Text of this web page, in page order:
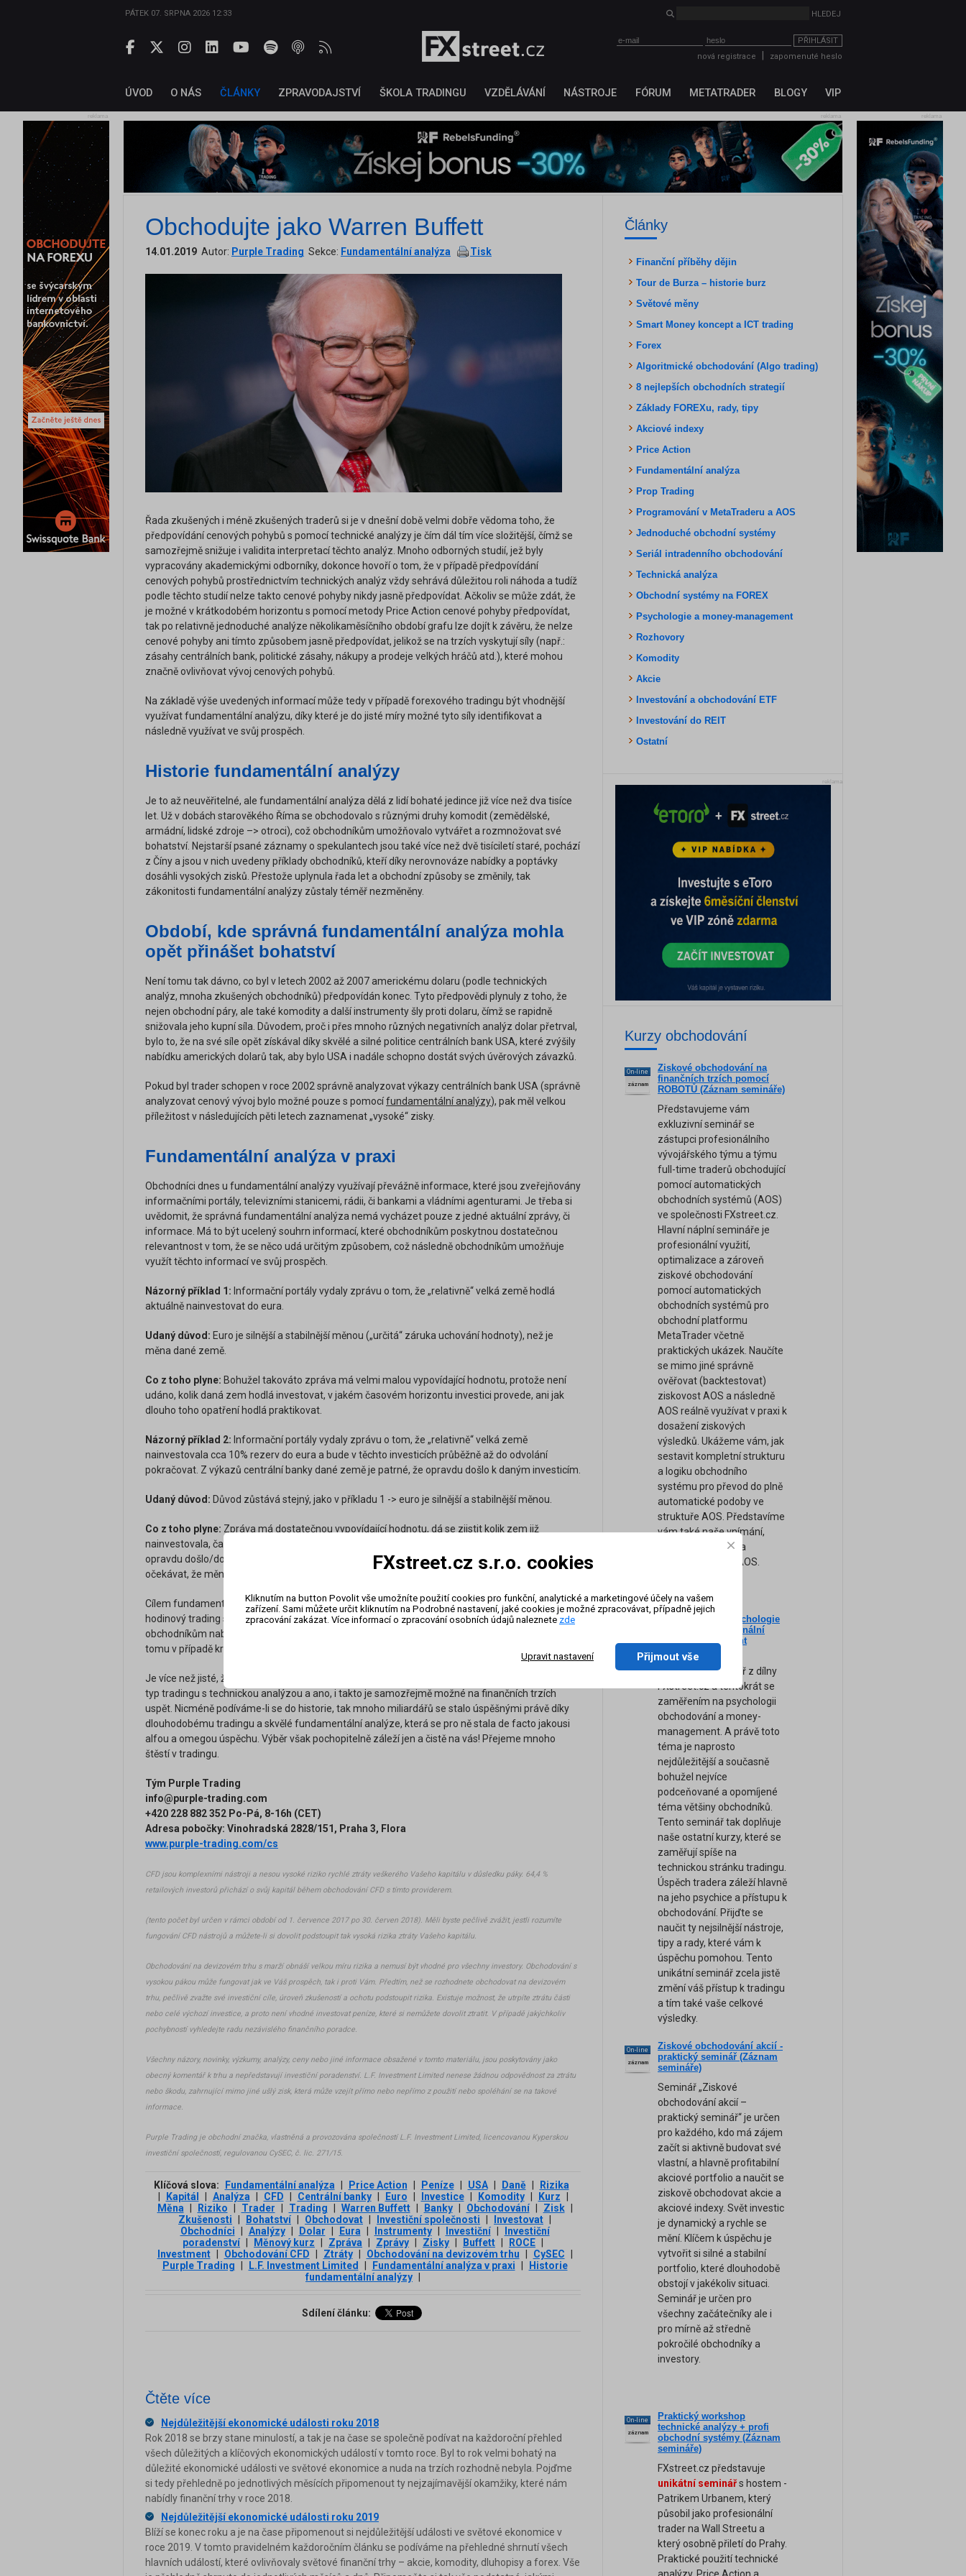
PÁTEK 07. SRPNA 2026 12:33 HLEDEJ
PŘIHLÁSIT
nová registrace
zapomenuté heslo
ÚVOD O NÁS ČLÁNKY ZPRAVODAJSTVÍ ŠKOLA TRADINGU VZDĚLÁVÁNÍ NÁSTROJE FÓRUM METATRADER BLOGY VIP
reklama reklama
reklama
Obchodujte jako Warren Buffett
14.01.2019 Autor: Purple Trading Sekce: Fundamentální analýza Tisk
Řada zkušených i méně zkušených traderů si je v dnešní době velmi dobře vědoma toho, že
předpovídání cenových pohybů s pomocí technické analýzy je čím dál tím více složitější, čímž se
samozřejmě snižuje i validita interpretací těchto analýz. Mnoho odborných studií, jež byly
vypracovány akademickými odborníky, dokonce hovoří o tom, že v případě předpovídání
cenových pohybů prostřednictvím technických analýz vždy sehrává důležitou roli náhoda a tudíž
podle těchto studií nelze takto cenové pohyby nikdy jasně předpovídat. Ačkoliv se může zdát, že
je možné v krátkodobém horizontu s pomocí metody Price Action cenové pohyby předpovídat,
tak po relativně jednoduché analýze několikaměsíčního období grafu lze dojít k závěru, že nelze
cenové pohyby ani tímto způsobem jasně předpovídat, jelikož se na trzích vyskytují síly (např.:
zásahy centrálních bank, politické zásahy, nákupy a prodeje velkých hráčů atd.), které mohou
značně ovlivňovat vývoj cenových pohybů.
Na základě výše uvedených informací může tedy v případě forexového tradingu být vhodnější
využívat fundamentální analýzu, díky které je do jisté míry možné tyto síly identifikovat a
následně využívat ve svůj prospěch.
Historie fundamentální analýzy
Je to až neuvěřitelné, ale fundamentální analýza dělá z lidí bohaté jedince již více než dva tisíce
let. Už v dobách starověkého Říma se obchodovalo s různými druhy komodit (zemědělské,
armádní, lidské zdroje –> otroci), což obchodníkům umožňovalo vytvářet a rozmnožovat své
bohatství. Nejstarší psané záznamy o spekulantech jsou také více než dvě tisíciletí staré, pochází
z Číny a jsou v nich uvedeny příklady obchodníků, kteří díky nerovnováze nabídky a poptávky
dosáhli vysokých zisků. Přestože uplynula řada let a obchodní způsoby se změnily, tak
zákonitosti fundamentální analýzy zůstaly téměř nezměněny.
Období, kde správná fundamentální analýza mohla
opět přinášet bohatství
Není tomu tak dávno, co byl v letech 2002 až 2007 americkému dolaru (podle technických
analýz, mnoha zkušených obchodníků) předpovídán konec. Tyto předpovědi plynuly z toho, že
nejen obchodní páry, ale také komodity a další instrumenty šly proti dolaru, čímž se rapidně
snižovala jeho kupní síla. Důvodem, proč i přes mnoho různých negativních analýz dolar přetrval,
bylo to, že na své síle opět získával díky skvělé a silné politice centrálních bank USA, které zvýšily
nabídku amerických dolarů tak, aby bylo USA i nadále schopno dostát svých úvěrových závazků.
Pokud byl trader schopen v roce 2002 správně analyzovat výkazy centrálních bank USA (správně
analyzovat cenový vývoj bylo možné pouze s pomocífundamentální analýzy), pak měl velkou
příležitost v následujících pěti letech zaznamenat „vysoké“ zisky.
Fundamentální analýza v praxi
Obchodníci dnes u fundamentální analýzy využívají převážně informace, které jsou zveřejňovány
informačními portály, televizními stanicemi, rádii, či bankami a vládními agenturami. Je třeba si
uvědomit, že správná fundamentální analýza nemá vycházet pouze z jedné aktuální zprávy, či
informace. Má to být ucelený souhrn informací, které obchodníkům poskytnou dostatečnou
relevantnost v tom, že se něco udá určitým způsobem, což následně obchodníkům umožňuje
využít těchto informací ve svůj prospěch.
Názorný příklad 1: Informační portály vydaly zprávu o tom, že „relativně“ velká země hodlá
aktuálně nainvestovat do eura.
Udaný důvod: Euro je silnější a stabilnější měnou („určitá“ záruka uchování hodnoty), než je
měna dané země.
Co z toho plyne: Bohužel takováto zpráva má velmi malou vypovídající hodnotu, protože není
udáno, kolik daná zem hodlá investovat, v jakém časovém horizontu investici provede, ani jak
dlouho toho opatření hodlá praktikovat.
Názorný příklad 2: Informační portály vydaly zprávu o tom, že „relativně“ velká země
nainvestovala cca 10% rezerv do eura a bude v těchto investicích průběžně až do odvolání
pokračovat. Z výkazů centrální banky dané země je patrné, že opravdu došlo k daným investicím.
Udaný důvod: Důvod zůstává stejný, jako v příkladu 1 -> euro je silnější a stabilnější měnou.
Co z toho plyne: Zpráva má dostatečnou vypovídající hodnotu, dá se zjistit kolik zem již
nainvestovala, časový horizont je také do jisté míry určen, z výkazů je patrné, že k investicím
opravdu došlo/dochází a nejde tedy o poplašnou zprávu. V delším časovém horizontu se dá
očekávat, že měnový kurz mezi eurem a měnou dané země (euro/měna země) bude růst.
Cílem fundamentální analýzy, kterou praktikuje Warren Buffett, není její aplikace pro krátkodobý
hodinový trading s relativně nízkými zisky, ale pro dlouhodobý trading. Tento typ tradingu totiž
obchodníkům nabízí možnost získat v jediném vydařeném obchodu i mnohem-krát více, než je
tomu v případě krátkodobého.
Je více než jisté, že se na trhu najde mnoho obchodníků, kteří budou spíše zastávat krátkodobý
typ tradingu s technickou analýzou a ano, i takto je samozřejmě možné na finančních trzích
uspět. Nicméně podíváme-li se do historie, tak mnoho miliardářů se stalo úspěšnými právě díky
dlouhodobému tradingu a skvělé fundamentální analýze, která se pro ně stala de facto jakousi
alfou a omegou úspěchu. Výběr však pochopitelně záleží jen a čistě na vás! Přejeme mnoho
štěstí v tradingu.
Tým Purple Trading
info@purple-trading.com
+420 228 882 352 Po-Pá, 8-16h (CET)
Adresa pobočky: Vinohradská 2828/151, Praha 3, Flora
www.purple-trading.com/cs
CFD jsou komplexními nástroji a nesou vysoké riziko rychlé ztráty veškerého Vašeho kapitálu v důsledku páky. 64,4 %
retailových investorů přichází o svůj kapitál během obchodování CFD s tímto providerem.
(tento počet byl určen v rámci období od 1. července 2017 po 30. červen 2018). Měli byste pečlivě zvážit, jestli rozumíte
fungování CFD nástrojů a můžete-li si dovolit podstoupit tak vysoká rizika ztráty Vašeho kapitálu.
Obchodování na devizovém trhu s marží obnáší velkou míru rizika a nemusí být vhodné pro všechny investory. Obchodování s
vysokou pákou může fungovat jak ve Váš prospěch, tak i proti Vám. Předtím, než se rozhodnete obchodovat na devizovém
trhu, pečlivě zvažte své investiční cíle, úroveň zkušeností a ochotu podstoupit rizika. Existuje možnost, že utrpíte ztrátu části
nebo celé výchozí investice, a proto není vhodné investovat peníze, které si nemůžete dovolit ztratit. V případě jakýchkoliv
pochybností vyhledejte radu nezávislého finančního poradce.
Všechny názory, novinky, výzkumy, analýzy, ceny nebo jiné informace obsažené v tomto materiálu, jsou poskytovány jako
obecný komentář k trhu a nepředstavují investiční poradenství. L.F. Investment Limited nenese žádnou odpovědnost za ztrátu
nebo škodu, zahrnující mimo jiné ušlý zisk, která může vzejít přímo nebo nepřímo z použití nebo spoléhání se na takové
informace.
Purple Trading je obchodní značka, vlastněná a provozována společností L.F. Investment Limited, licencovanou Kyperskou
investiční společností, regulovanou CySEC, č. lic. 271/15.
Klíčová slova: Fundamentální analýza Price Action Peníze USA Daně
Rizika
Kapitál Analýza CFD Centrální banky Euro Investice Komodity Kurz
Měna
Riziko Trader Trading Warren Buffett Banky Obchodování Zisk
Zkušenosti
Bohatství Obchodovat Investiční společnosti Investovat
Obchodníci
Analýzy Dolar Eura Instrumenty Investiční
Investiční
poradenství
Měnový kurz Zpráva Zprávy Zisky Buffett ROCE
Investment
Obchodování CFD Ztráty Obchodování na devizovém trhu CySEC
Purple Trading
L.F. Investment Limited Fundamentální analýza v praxi
Historie
fundamentální analýzy
Sdílení článku:
Čtěte více
Nejdůležitější ekonomické události roku 2018
Rok 2018 se brzy stane minulostí, a tak je na čase se společně podívat na každoroční přehled
všech důležitých a klíčových ekonomických událostí v tomto roce. Byl to rok velmi bohatý na
důležité ekonomické události ve světové ekonomice a nuda na trzích rozhodně nebyla. Pojďme
si tedy přehledně po jednotlivých měsících připomenout ty nejzajímavější okamžiky, které nám
nabídly finanční trhy v roce 2018.
Nejdůležitější ekonomické události roku 2019
Blíží se konec roku a je na čase připomenout si nejdůležitější události ve světové ekonomice v
roce 2019. V tomto pravidelném každoročním článku se podíváme na přehledné shrnutí všech
hlavních událostí, které ovlivňovaly světové finanční trhy – akcie, komodity, dluhopisy a forex. Vše
Články
Finanční příběhy dějin
Tour de Burza – historie burz
Světové měny
Smart Money koncept a ICT trading
Forex
Algoritmické obchodování (Algo trading)
8 nejlepších obchodních strategií
Základy FOREXu, rady, tipy
Akciové indexy
Price Action
Fundamentální analýza
Prop Trading
Programování v MetaTraderu a AOS
Jednoduché obchodní systémy
Seriál intradenního obchodování
Technická analýza
Obchodní systémy na FOREX
Psychologie a money-management
Rozhovory
Komodity
Akcie
Investování a obchodování ETF
Investování do REIT
Ostatní
reklama
Kurzy obchodování
On-line
záznam
Ziskové obchodování na
finančních trzích pomocí
ROBOTŮ (Záznam semináře)
Představujeme vám
exkluzivní seminář se
zástupci profesionálního
vývojářského týmu a týmu
full-time traderů obchodující
pomocí automatických
obchodních systémů (AOS)
ve společnosti FXstreet.cz.
Hlavní náplní semináře je
profesionální využití,
optimalizace a zároveň
ziskové obchodování
pomocí automatických
obchodních systémů pro
obchodní platformu
MetaTrader včetně
praktických ukázek. Naučíte
se mimo jiné správně
ověřovat (backtestovat)
ziskovost AOS a následně
AOS reálně využívat v praxi k
dosažení ziskových
výsledků. Ukážeme vám, jak
sestavit kompletní strukturu
a logiku obchodního
systému pro převod do plně
automatické podoby ve
struktuře AOS. Představíme
vám také naše vnímání,
obchodní přístupy a
strategie pomocí AOS.
Nový seminář: Psychologie
tradingu a profesionální
Money-Management
(Záznam semináře)
Zcela nový seminář z dílny
FXstreet.cz a tentokrát se
zaměřením na psychologii
obchodování a money-
management. A právě toto
téma je naprosto
nejdůležitější a současně
bohužel nejvíce
podceňované a opomíjené
téma většiny obchodníků.
Tento seminář tak doplňuje
naše ostatní kurzy, které se
zaměřují spíše na
technickou stránku tradingu.
Úspěch tradera záleží hlavně
na jeho psychice a přístupu k
obchodování. Přijďte se
naučit ty nejsilnější nástroje,
tipy a rady, které vám k
úspěchu pomohou. Tento
unikátní seminář zcela jistě
změní váš přístup k tradingu
a tím také vaše celkové
výsledky.
On-line
záznam
Ziskové obchodování akcií -
praktický seminář (Záznam
semináře)
Seminář „Ziskové
obchodování akcií –
praktický seminář“ je určen
pro každého, kdo má zájem
začít si aktivně budovat své
vlastní, a hlavně profitabilní
akciové portfolio a naučit se
ziskově obchodovat akcie a
akciové indexy. Svět investic
je dynamický a rychle se
mění. Klíčem k úspěchu je
vytvořit si silné a stabilní
portfolio, které dlouhodobě
obstojí v jakékoliv situaci.
Seminář je určen pro
všechny začátečníky ale i
pro mírně až středně
pokročilé obchodníky a
investory.
On-line
záznam
Praktický workshop
technické analýzy + profi
obchodní systémy (Záznam
semináře)
FXstreet.cz představuje
unikátní seminářs hostem -
Patrikem Urbanem, který
působil jako profesionální
trader na Wall Streetu a
který osobně přiletí do Prahy.
Praktické použití technické
FXstreet.cz s.r.o. cookies
Kliknutím na button Povolit vše umožníte použití cookies pro funkční, analytické a marketingové účely na vašem
zařízení. Sami můžete určit kliknutím na Podrobné nastavení, jaké cookies je možné zpracovávat, případně jejich
zpracování zakázat. Více informací o zpracování osobních údajů naleznete zde
Upravit nastavení Přijmout vše